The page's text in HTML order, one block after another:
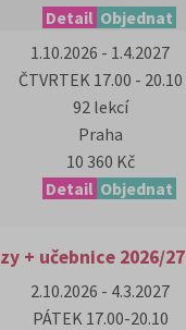
Detail Objednat
1.10.2026 - 1.4.2027
ČTVRTEK 17.00 - 20.10
92 lekcí
Praha
10 360 Kč
Detail Objednat
+ učebnice 2026/27
2.10.2026 - 4.3.2027
PÁTEK 17.00-20.10